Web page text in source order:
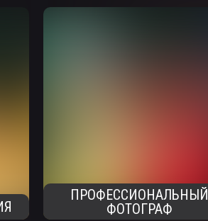
ПРОФЕССИОНАЛЬНЫЙ
ФОТОГРАФ